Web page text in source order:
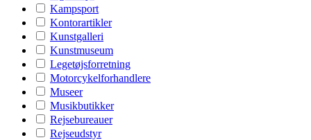
Kampsport
Kontorartikler
Kunstgalleri
Kunstmuseum
Legetøjsforretning
Motorcykelforhandlere
Museer
Musikbutikker
Rejsebureauer
Rejseudstyr